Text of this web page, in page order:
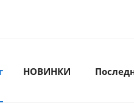
НОВИНКИ